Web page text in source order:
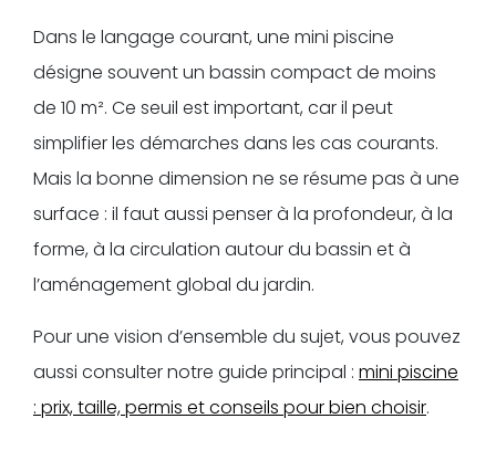
Dans le langage courant, une mini piscine
désigne souvent un bassin compact de moins
de 10 m². Ce seuil est important, car il peut
simplifier les démarches dans les cas courants.
Mais la bonne dimension ne se résume pas à une
surface : il faut aussi penser à la profondeur, à la
forme, à la circulation autour du bassin et à
l’aménagement global du jardin.
Pour une vision d’ensemble du sujet, vous pouvez
aussi consulter notre guide principal : mini piscine
: prix, taille, permis et conseils pour bien choisir.